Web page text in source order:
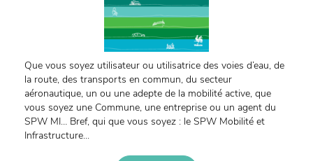
Que vous soyez utilisateur ou utilisatrice des voies d’eau, de
la route, des transports en commun, du secteur
aéronautique, un ou une adepte de la mobilité active, que
vous soyez une Commune, une entreprise ou un agent du
SPW MI… Bref, qui que vous soyez : le SPW Mobilité et
Infrastructure...